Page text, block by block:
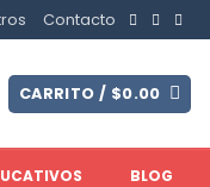
Contacto
CARRITO / $0.00
BLOG